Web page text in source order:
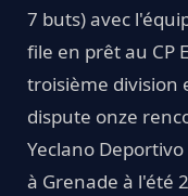
7 buts) avec
file en prêt au CP
troisième division
dispute onze
Yeclano
à Grenade à l'été